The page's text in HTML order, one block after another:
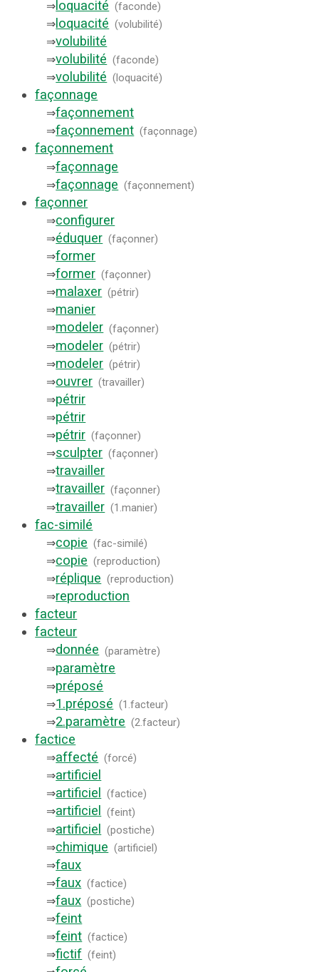
⇒loquacité (faconde)
⇒loquacité (volubilité)
⇒volubilité
⇒volubilité (faconde)
⇒volubilité (loquacité)
façonnage
⇒façonnement
⇒façonnement (façonnage)
façonnement
⇒façonnage
⇒façonnage (façonnement)
façonner
⇒configurer
⇒éduquer (façonner)
⇒former
⇒former (façonner)
⇒malaxer (pétrir)
⇒manier
⇒modeler (façonner)
⇒modeler (pétrir)
⇒modeler (pétrir)
⇒ouvrer (travailler)
⇒pétrir
⇒pétrir
⇒pétrir (façonner)
⇒sculpter (façonner)
⇒travailler
⇒travailler (façonner)
⇒travailler (1.manier)
fac-similé
⇒copie (fac-similé)
⇒copie (reproduction)
⇒réplique (reproduction)
⇒reproduction
facteur
facteur
⇒donnée (paramètre)
⇒paramètre
⇒préposé
⇒1.préposé (1.facteur)
⇒2.paramètre (2.facteur)
factice
⇒affecté (forcé)
⇒artificiel
⇒artificiel (factice)
⇒artificiel (feint)
⇒artificiel (postiche)
⇒chimique (artificiel)
⇒faux
⇒faux (factice)
⇒faux (postiche)
⇒feint
⇒feint (factice)
⇒fictif (feint)